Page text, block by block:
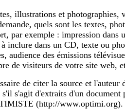
illustrations et photographies,
quels sont les textes,
par exemple : impression
inclure dans un CD, texte ou
audience des émissions
de visiteurs de votre site web,
de citer la source et
s'il s'agit d'extraits d'un
(http://www.optimi.org).